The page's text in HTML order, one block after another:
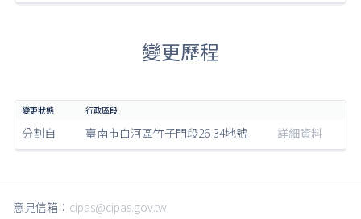
變更歷程
分割自 臺南市白河區竹子門段26-34地號 詳細資料
意見信箱： cipas@cipas.gov.tw